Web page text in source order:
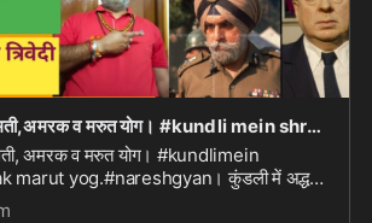
कुंडली में अद्भुत श्रीमती,अमरक व मरुत योग। #kundli mein shreemati,amrak marut yog.#naresh gyan
अमरक व मरुत योग। #kundlimein
marut yog.#nareshgyan। कुंडली में अद्धत
योग। #%kundlimein shreem...